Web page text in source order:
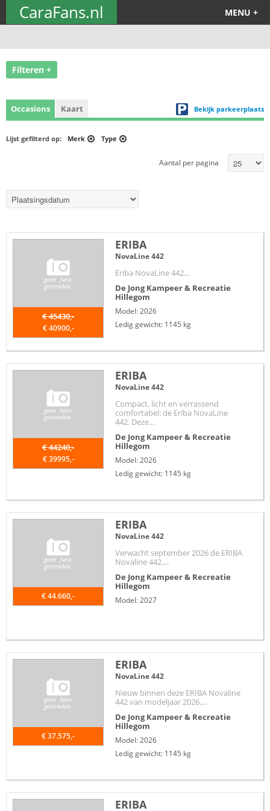
CaraFans.nl MENU +
Filteren +
Bekijk parkeerplaats
Occasions Kaart
Lijst gefilterd op: Merk Type
Aantal per pagina
€ 45430,-
€ 40900,-
ERIBA
NovaLine 442
Eriba NovaLine 442...
De Jong Kampeer & Recreatie
Hillegom
Model: 2026
Ledig gewicht: 1145 kg
€ 44240,-
€ 39995,-
ERIBA
NovaLine 442
Compact, licht en verrassend
comfortabel: de Eriba NovaLine
442. Deze...
De Jong Kampeer & Recreatie
Hillegom
Model: 2026
Ledig gewicht: 1145 kg
€ 44.660,-
ERIBA
NovaLine 442
Verwacht september 2026 de ERIBA
Novaline 442....
De Jong Kampeer & Recreatie
Hillegom
Model: 2027
€ 37.575,-
ERIBA
NovaLine 442
Nieuw binnen deze ERIBA Novaline
442 van modeljaar 2026....
De Jong Kampeer & Recreatie
Hillegom
Model: 2026
Ledig gewicht: 1145 kg
ERIBA